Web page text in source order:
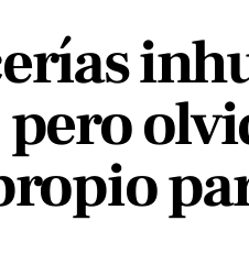
pero